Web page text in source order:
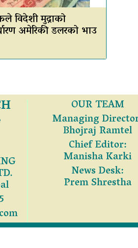
विदेशी मुद्राको
अमेरिकी डलरको भाउ
OUR TEAM
Managing
Bhojraj Ramtel
Chief Editor:
Manisha Karki
News Desk:
Prem Shrestha